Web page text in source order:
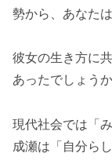
勢から、あなた
彼女の生き方に
あったでしょうか
現代社会では「
成瀬は「自分ら